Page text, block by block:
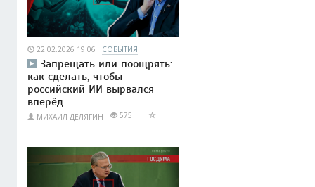
22.02.2026 19:06 СОБЫТИЯ
Запрещать или поощрять:
как сделать, чтобы
российский ИИ вырвался
вперёд
МИХАИЛ ДЕЛЯГИН 575